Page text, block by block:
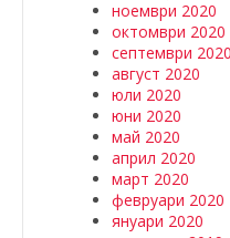
ноември 2020
октомври 2020
септември 2020
август 2020
юли 2020
юни 2020
май 2020
април 2020
март 2020
февруари 2020
януари 2020